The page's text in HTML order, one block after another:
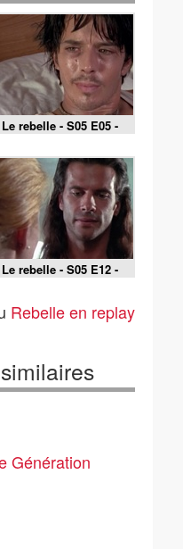
Le rebelle - S05 E05 -
Star à la dérive
Le rebelle - S05 E12 -
La fête des pères
Rebelle en replay
Génération